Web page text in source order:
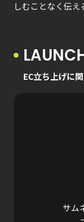
しむことなく伝え
EC立ち上げに
サム